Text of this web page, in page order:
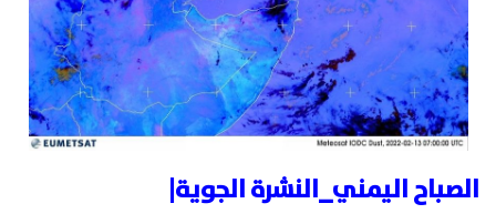
الصباح اليمني_النشرة الجوية|